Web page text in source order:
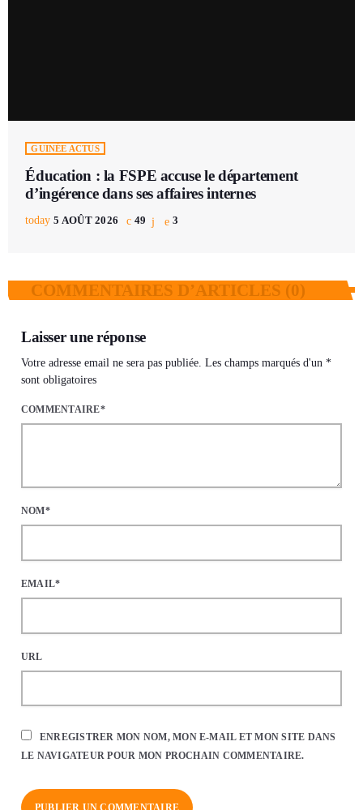
GUINÉE ACTUS
Éducation : la FSPE accuse le département
d’ingérence dans ses affaires internes
today 5 AOÛT 2026 49 3
COMMENTAIRES D’ARTICLES (0)
Laisser une réponse
Votre adresse email ne sera pas publiée. Les champs marqués d'un *
sont obligatoires
COMMENTAIRE*
NOM*
EMAIL*
URL
ENREGISTRER MON NOM, MON E-MAIL ET MON SITE DANS
LE NAVIGATEUR POUR MON PROCHAIN COMMENTAIRE.